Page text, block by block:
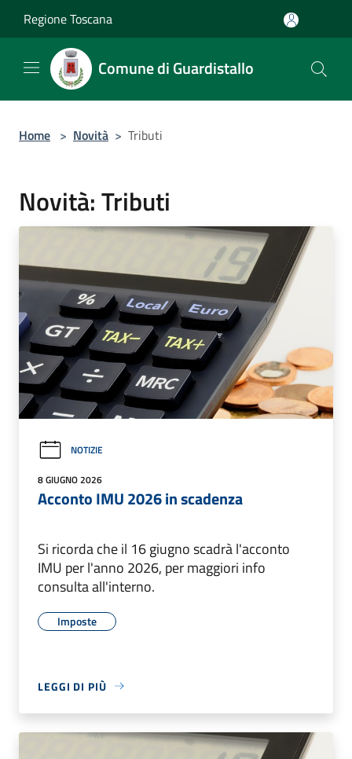
Regione Toscana
Comune di Guardistallo
Home > Novità > Tributi
Novità: Tributi
NOTIZIE
8 GIUGNO 2026
Acconto IMU 2026 in scadenza
Si ricorda che il 16 giugno scadrà l'acconto
IMU per l'anno 2026, per maggiori info
consulta all'interno.
Imposte
LEGGI DI PIÙ